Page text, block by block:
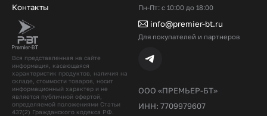
Вся представленная на сайте
информация, касающаяся
характеристик продуктов, наличия на
складе, стоимости товаров, носит
информационный характер и не
является публичной офертой,
определяемой положениями Статьи
437(2) Гражданского кодекcа РФ.
ООО «ПРЕМЬЕР-БТ»
ИНН: 7709979607
Контакты
Пн-Пт: с 10:00 до 18:00
info@premier-bt.ru
Для покупателей и партнеров